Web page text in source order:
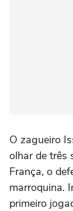
O zagueiro
olhar de três
França, o
marroquina.
primeiro